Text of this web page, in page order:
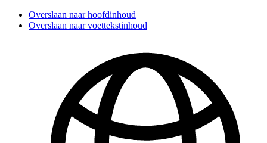
Overslaan naar hoofdinhoud
Overslaan naar voettekstinhoud